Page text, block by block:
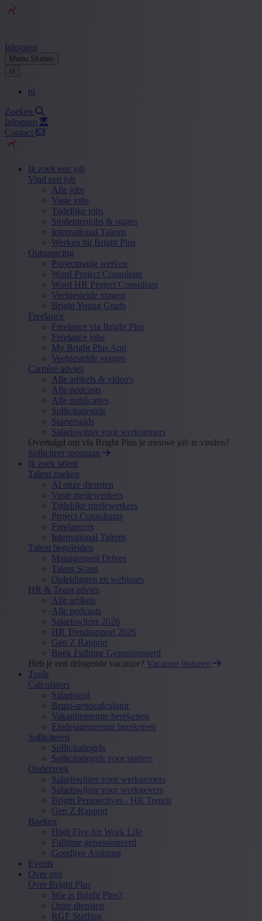
Inloggen
Menu Sluiten
nl
nl
Zoeken
Inloggen
Contact
Ik zoek een job
Vind een job
Alle jobs
Vaste jobs
Tijdelijke jobs
Studentenjobs & stages
International Talents
Werken bij Bright Plus
Outsourcing
Projectmatig werken
Word Project Consultant
Word HR Project Consultant
Veelgestelde vragen
Bright Young Grads
Freelance
Freelance via Bright Plus
Freelance jobs
My Bright Plus App
Veelgestelde vragen
Carrière advies
Alle artikels & video's
Alle podcasts
Alle publicaties
Sollicitatiegids
Startersgids
Salariswijzer voor werknemers
Overtuigd om via Bright Plus je nieuwe job te vinden?
Solliciteer spontaan
Ik zoek talent
Talent zoeken
Al onze diensten
Vaste medewerkers
Tijdelijke medewerkers
Project Consultants
Freelancers
International Talents
Talent begeleiden
Management Drives
Talent Scans
Opleidingen en webinars
HR & Team advies
Alle artikels
Alle podcasts
Salariswijzer 2026
HR Trendrapport 2026
Gen Z Rapport
Boek Fulltime Gepassioneerd
Heb je een dringende vacature? Vacature insturen
Tools
Calculators
Salaristool
Bruto-nettocalculator
Vakantiepremie berekenen
Eindejaarspremie berekenen
Solliciteren
Sollicitatiegids
Sollicitatiegids voor starters
Onderzoek
Salariswijzer voor werknemers
Salariswijzer voor werkgevers
Bright Perspectives - HR Trends
Gen Z Rapport
Boeken
High Five for Work Life
Fulltime gepassioneerd
Goodbye Assistant
Events
Over ons
Over Bright Plus
Wie is Bright Plus?
Onze diensten
RGF Staffing